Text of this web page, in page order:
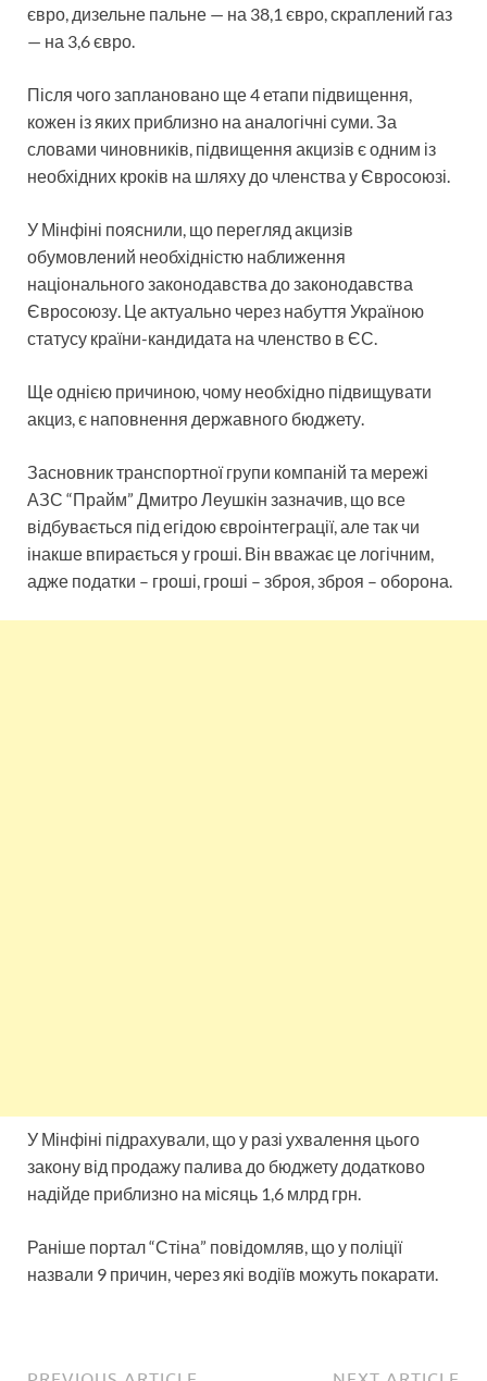
євро, дизельне пальне — на 38,1 євро, скраплений газ
— на 3,6 євро.
Після чого заплановано ще 4 етапи підвищення,
кожен із яких приблизно на аналогічні суми. За
словами чиновників, підвищення акцизів є одним із
необхідних кроків на шляху до членства у Євросоюзі.
У Мінфіні пояснили, що перегляд акцизів
обумовлений необхідністю наближення
національного законодавства до законодавства
Євросоюзу. Це актуально через набуття Україною
статусу країни-кандидата на членство в ЄС.
Ще однією причиною, чому необхідно підвищувати
акциз, є наповнення державного бюджету.
Засновник транспортної групи компаній та мережі
АЗС “Прайм” Дмитро Леушкін зазначив, що все
відбувається під егідою євроінтеграції, але так чи
інакше впирається у гроші. Він вважає це логічним,
адже податки – гроші, гроші – зброя, зброя – оборона.
У Мінфіні підрахували, що у разі ухвалення цього
закону від продажу палива до бюджету додатково
надійде приблизно на місяць 1,6 млрд грн.
Раніше портал “Стіна” повідомляв, що у поліції
назвали 9 причин, через які водіїв можуть покарати.